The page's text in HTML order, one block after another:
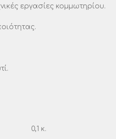
εργασίες κομμωτηρίου.
0,1 κ.